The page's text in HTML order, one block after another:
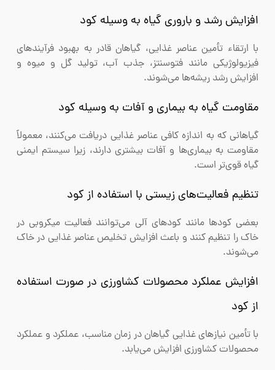
افزایش رشد و باروری گیاه به وسیله کود
با ارتقاء تأمین عناصر غذایی، گیاهان قادر به بهبود فرآیندهای
فیزیولوژیکی مانند فتوسنتز، جذب آب، تولید گل و میوه و
افزایش رشد ریشه‌ها می‌شوند.
مقاومت گیاه به بیماری و آفات به وسیله کود
گیاهانی که به اندازه کافی عناصر غذایی دریافت می‌کنند، معمولاً
مقاومت به بیماری‌ها و آفات بیشتری دارند، زیرا سیستم ایمنی
گیاه قوی‌تر است.
تنظیم فعالیت‌های زیستی با استفاده از کود
بعضی کودها مانند کودهای آلی می‌توانند فعالیت میکروبی در
خاک را تنظیم کنند و باعث افزایش تخلیص عناصر غذایی در خاک
می‌شوند.
افزایش عملکرد محصولات کشاورزی در صورت استفاده
از کود
با تأمین نیازهای غذایی گیاهان در زمان مناسب، عملکرد و عملکرد
محصولات کشاورزی افزایش می‌یابد.